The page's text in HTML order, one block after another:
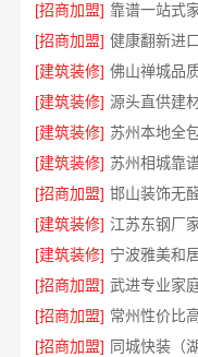
[招商加盟]
[招商加盟]
[建筑装修] 佛山禅城品
[建筑装修] 源头直供建
[建筑装修]
[建筑装修]
[招商加盟]
[建筑装修]
[建筑装修] 宁波雅美和
[招商加盟] 武进专业家
[招商加盟] 常州性价比
[招商加盟] 同城快装（